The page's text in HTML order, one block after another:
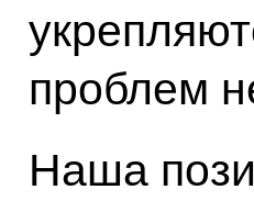
проблем
Наша